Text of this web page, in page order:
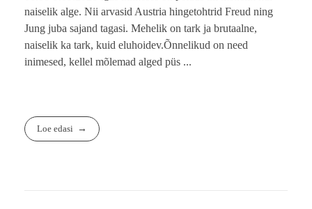
naiselik alge. Nii arvasid Austria hingetohtrid Freud ning
Jung juba sajand tagasi. Mehelik on tark ja brutaalne,
naiselik ka tark, kuid eluhoidev.Õnnelikud on need
inimesed, kellel mõlemad alged püs ...
Loe edasi